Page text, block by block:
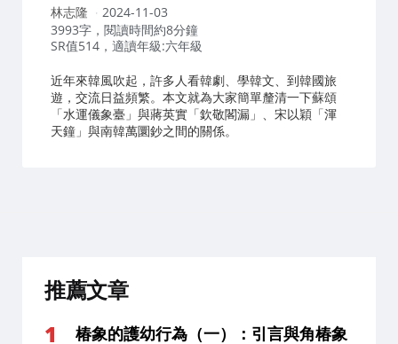
作
者：
林志隆
2024-11-03
3993字，閱讀時間約8分鐘
SR值514，適讀年級:六年級
近年來韓風吹起，許多人看韓劇、學韓文、到韓國旅
遊，交流日益頻繁。本文就為大家簡單釐清一下蘇頌
「水運儀象臺」與蔣英實「欽敬閣漏」、宋以穎「渾
天鐘」與南韓萬圜鈔之間的關係。
推薦文章
椿象的護幼行為（一）：引言與角椿象